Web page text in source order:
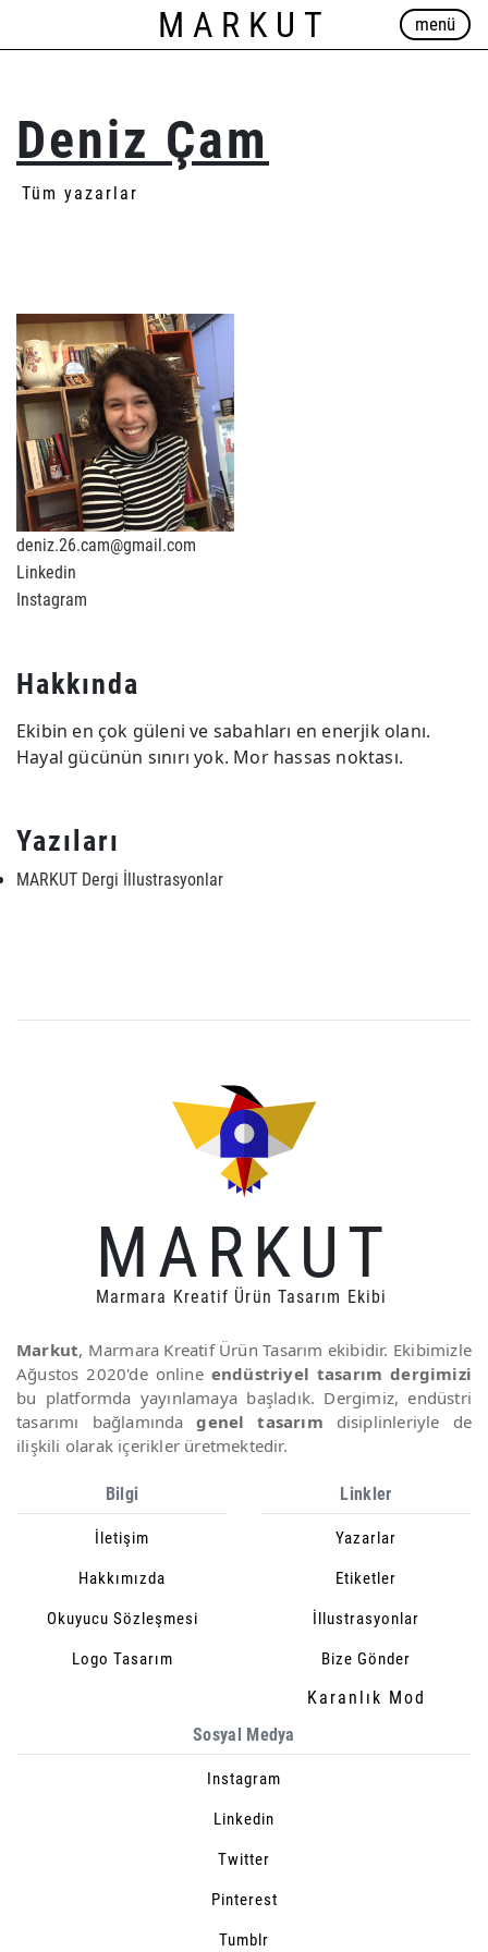
MARKUT menü
Deniz Çam
Tüm yazarlar
deniz.26.cam@gmail.com
Linkedin
Instagram
Hakkında
Ekibin en çok güleni ve sabahları en enerjik olanı.
Hayal gücünün sınırı yok. Mor hassas noktası.
Yazıları
MARKUT Dergi İllustrasyonlar
MARKUT
Marmara Kreatif Ürün Tasarım Ekibi
Markut, Marmara Kreatif Ürün Tasarım ekibidir. Ekibimizle
Ağustos 2020'de online endüstriyel tasarım dergimizi
bu platformda yayınlamaya başladık. Dergimiz, endüstri
tasarımı bağlamındagenel tasarım disiplinleriyle de
ilişkili olarak içerikler üretmektedir.
Bilgi
İletişim
Hakkımızda
Okuyucu Sözleşmesi
Logo Tasarım
Linkler
Yazarlar
Etiketler
İllustrasyonlar
Bize Gönder
Karanlık Mod
Sosyal Medya
Instagram
Linkedin
Twitter
Pinterest
Tumblr